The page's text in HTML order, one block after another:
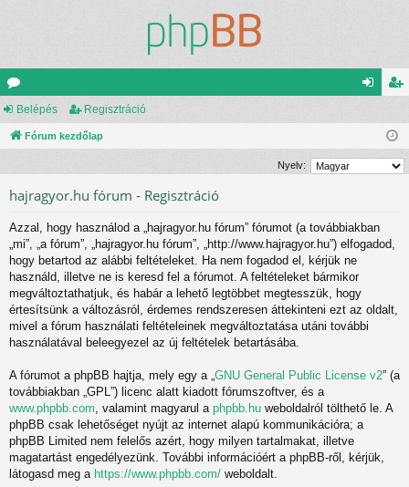
ór
u
ok
is
ztr
Belépés Regisztráció
Fórum kezdőlap
Nyelv:
hajragyor.hu fórum - Regisztráció
Azzal, hogy használod a „hajragyor.hu fórum” fórumot (a továbbiakban
„mi”, „a fórum”, „hajragyor.hu fórum”, „http://www.hajragyor.hu”) elfogadod,
hogy betartod az alábbi feltételeket. Ha nem fogadod el, kérjük ne
használd, illetve ne is keresd fel a fórumot. A feltételeket bármikor
megváltoztathatjuk, és habár a lehető legtöbbet megtesszük, hogy
értesítsünk a változásról, érdemes rendszeresen áttekinteni ezt az oldalt,
mivel a fórum használati feltételeinek megváltoztatása utáni további
használatával beleegyezel az új feltételek betartásába.
A fórumot a phpBB hajtja, mely egy a „ GNU General Public License v2” (a
továbbiakban „GPL”) licenc alatt kiadott fórumszoftver, és a
www.phpbb.com , valamint magyarul a phpbb.hu weboldalról tölthető le. A
phpBB csak lehetőséget nyújt az internet alapú kommunikációra; a
phpBB Limited nem felelős azért, hogy milyen tartalmakat, illetve
magatartást engedélyezünk. További információért a phpBB-ről, kérjük,
látogasd meg a https://www.phpbb.com/ weboldalt.